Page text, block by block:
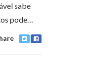
sabe
pode…